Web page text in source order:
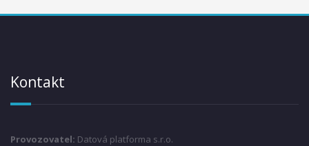
Kontakt
Provozovatel: Datová platforma s.r.o.